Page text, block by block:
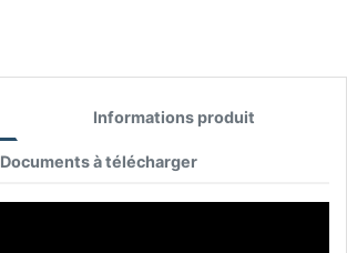
Informations produit
Documents à télécharger